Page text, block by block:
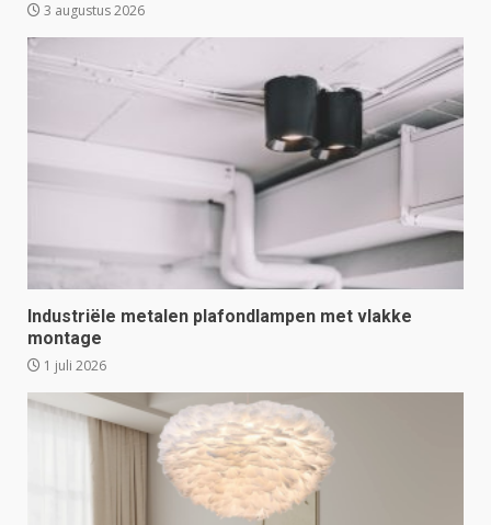
3 augustus 2026
Industriële metalen plafondlampen met vlakke
montage
1 juli 2026